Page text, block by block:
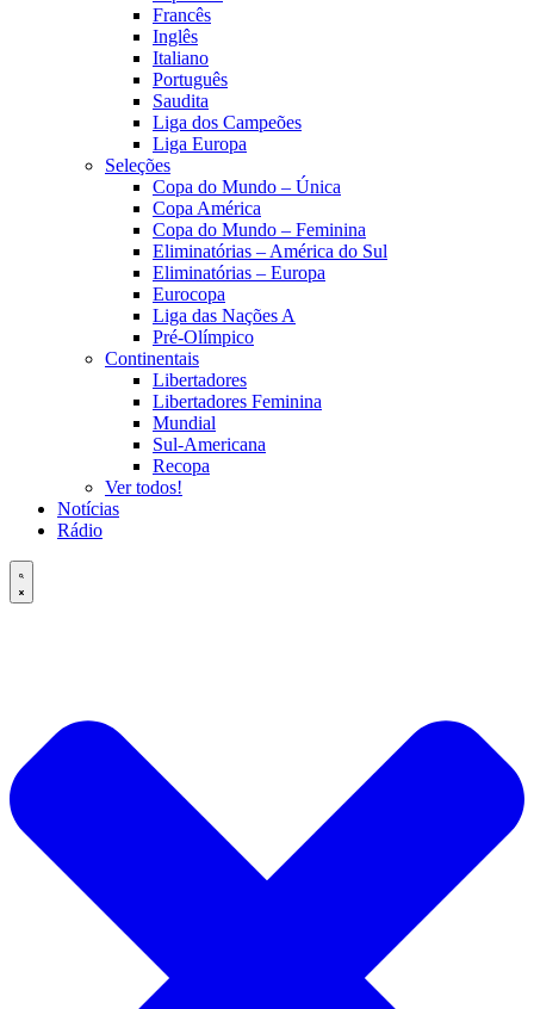
Francês
Inglês
Italiano
Português
Saudita
Liga dos Campeões
Liga Europa
Seleções
Copa do Mundo – Única
Copa América
Copa do Mundo – Feminina
Eliminatórias – América do Sul
Eliminatórias – Europa
Eurocopa
Liga das Nações A
Pré-Olímpico
Continentais
Libertadores
Libertadores Feminina
Mundial
Sul-Americana
Recopa
Ver todos!
Notícias
Rádio